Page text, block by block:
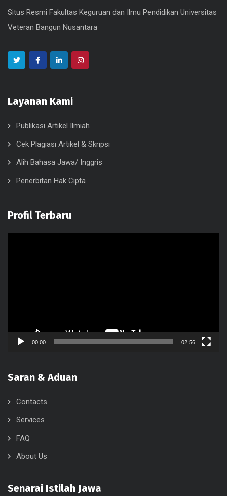
Situs Resmi Fakultas Keguruan dan Ilmu Pendidikan Universitas
Veteran Bangun Nusantara
Layanan Kami
Publikasi Artikel Ilmiah
Cek Plagiasi Artikel & Skripsi
Alih Bahasa Jawa/ Inggris
Penerbitan Hak Cipta
Profil Terbaru
00:00 02:56
Saran & Aduan
Contacts
Services
FAQ
About Us
Senarai Istilah Jawa